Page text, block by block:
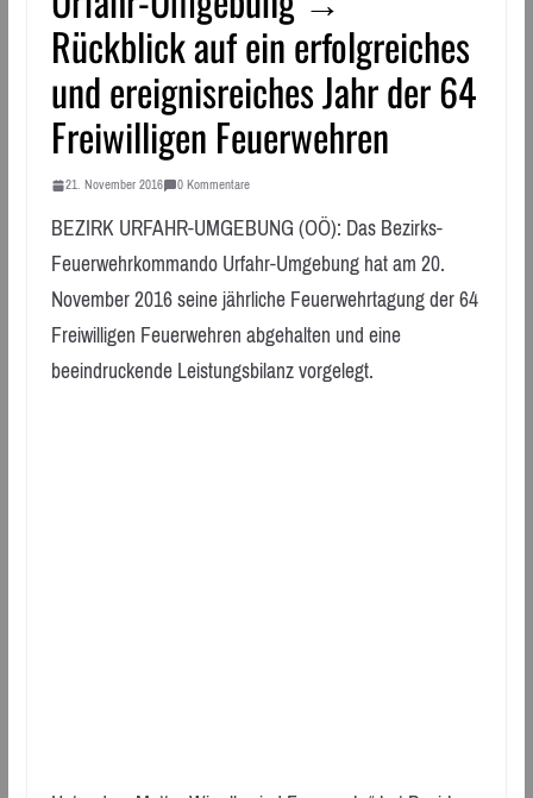
Rückblick auf ein erfolgreiches
und ereignisreiches Jahr der 64
Freiwilligen Feuerwehren
21. November 2016 0 Kommentare
BEZIRK URFAHR-UMGEBUNG (OÖ): Das Bezirks-
Feuerwehrkommando Urfahr-Umgebung hat am 20.
November 2016 seine jährliche Feuerwehrtagung der 64
Freiwilligen Feuerwehren abgehalten und eine
beeindruckende Leistungsbilanz vorgelegt.